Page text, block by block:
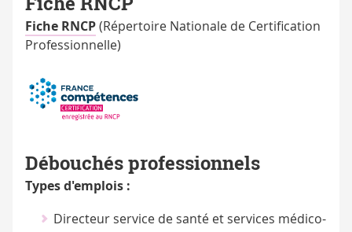
Fiche RNCP(Répertoire Nationale de Certification
Professionnelle)
Débouchés professionnels
Types d'emplois :
Directeur service de santé et services médico-